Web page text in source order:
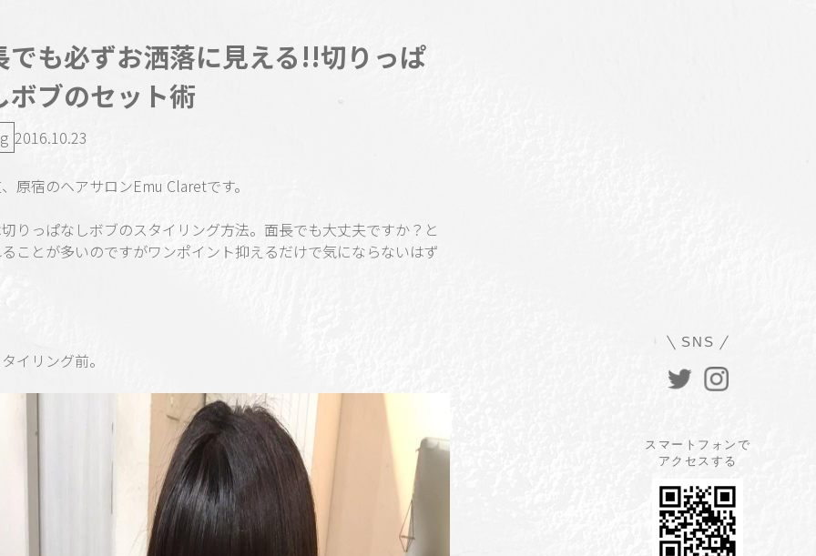
SNS
スマートフォンで
アクセスする
でも必ずお洒落に見える!!切りっぱ
ボブのセット術
2016.10.23
原宿のヘアサロンEmu Claretです。
りっぱなしボブのスタイリング方法。面長でも大丈夫ですか？と
ことが多いのですがワンポイント抑えるだけで気にならないはず
イリング前。